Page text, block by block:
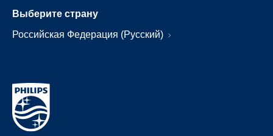
Выберите страну
Российская Федерация (Русский)